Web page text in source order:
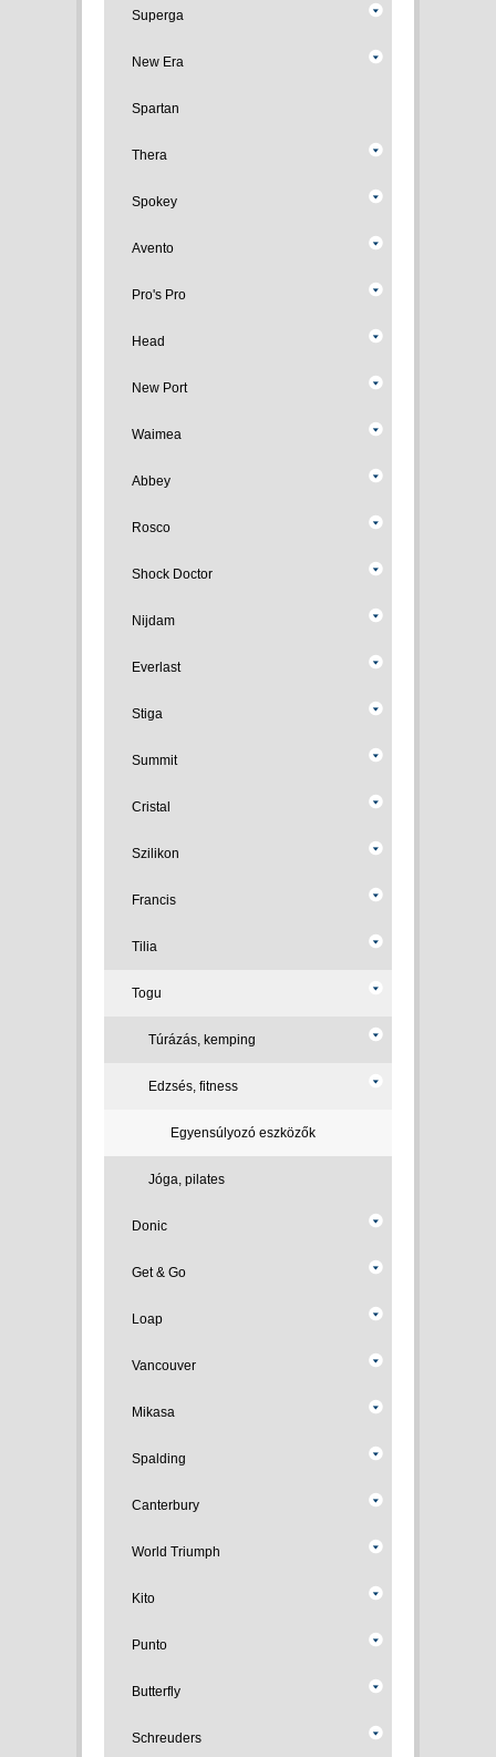
Superga
New Era
Spartan
Thera
Spokey
Avento
Pro's Pro
Head
New Port
Waimea
Abbey
Rosco
Shock Doctor
Nijdam
Everlast
Stiga
Summit
Cristal
Szilikon
Francis
Tilia
Togu
Túrázás, kemping
Edzsés, fitness
Egyensúlyozó eszközők
Jóga, pilates
Donic
Get & Go
Loap
Vancouver
Mikasa
Spalding
Canterbury
World Triumph
Kito
Punto
Butterfly
Schreuders